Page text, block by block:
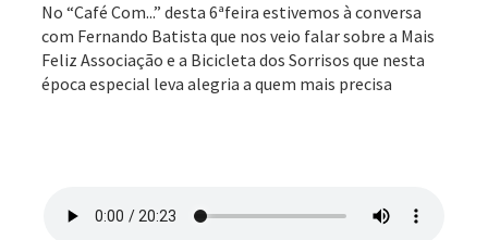
No “Café Com...” desta 6ªfeira estivemos à conversa
com Fernando Batista que nos veio falar sobre a Mais
Feliz Associação e a Bicicleta dos Sorrisos que nesta
época especial leva alegria a quem mais precisa